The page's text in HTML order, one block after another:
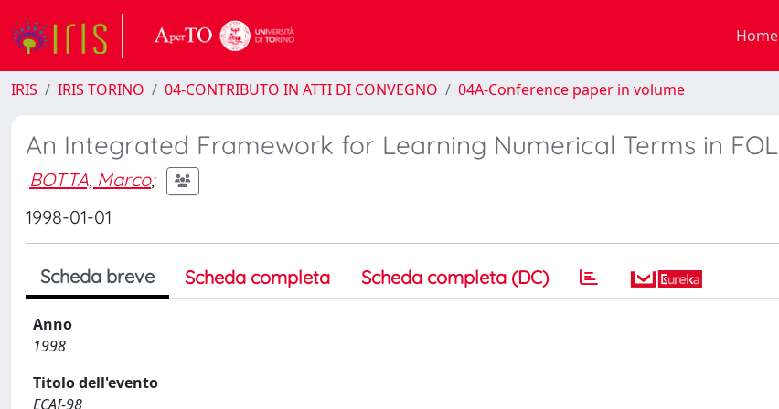
Home
IRIS IRIS TORINO 04-CONTRIBUTO IN ATTI DI CONVEGNO 04A-Conference paper in volume
An Integrated Framework for Learning Numerical Terms in FOL
BOTTA, Marco;
1998-01-01
Scheda breve Scheda completa Scheda completa (DC)
Anno
1998
Titolo dell'evento
ECAI-98